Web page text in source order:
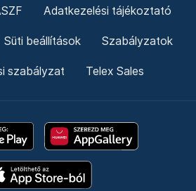
Adatkezelési tájékoztató
Süti beállítások Szabályzatok
szabályzat Telex Sales